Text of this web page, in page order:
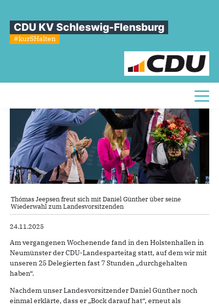
CDU KV Schleswig-Flensburg
#kurSHalten
Sie sind hier
Landesparteitagunddie
Wahlergebnisse
Thómas Jeepsen freut sich mit Daniel Günther über seine
Wiederwahl zum Landesvorsitzenden
24.11.2025
Am vergangenen Wochenende fand in den Holstenhallen in
Neumünster der CDU-Landesparteitag statt, auf dem wir mit
unseren 25 Delegierten fast 7 Stunden „durchgehalten
haben“.
Nachdem unser Landesvorsitzender Daniel Günther noch
einmal erklärte, dass er „Bock darauf hat“, erneut als